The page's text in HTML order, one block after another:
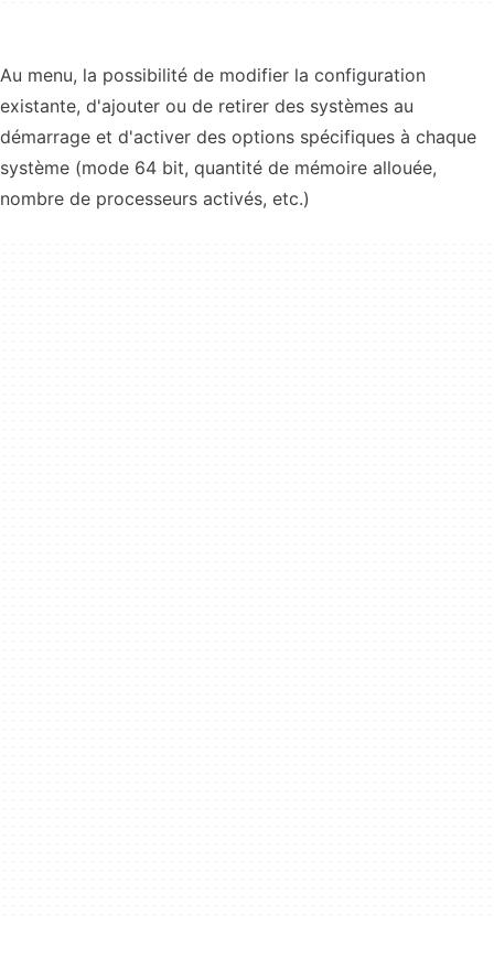
Au menu, la possibilité de modifier la configuration
existante, d'ajouter ou de retirer des systèmes au
démarrage et d'activer des options spécifiques à chaque
système (mode 64 bit, quantité de mémoire allouée,
nombre de processeurs activés, etc.)